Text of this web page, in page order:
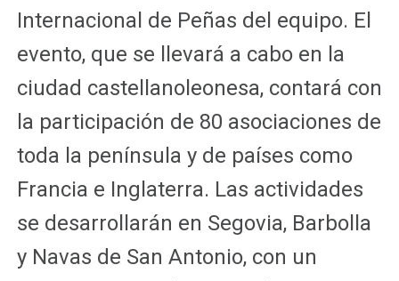
Internacional de Peñas del equipo. El
evento, que se llevará a cabo en la
ciudad castellanoleonesa, contará con
la participación de 80 asociaciones de
toda la península y de países como
Francia e Inglaterra. Las actividades
se desarrollarán en Segovia, Barbolla
y Navas de San Antonio, con un